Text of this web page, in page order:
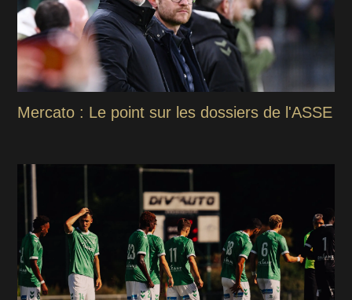
Mercato : Le point sur les dossiers de l'ASSE